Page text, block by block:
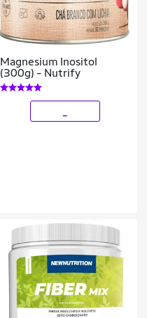
Magnesium Inositol
(300g) - Nutrify